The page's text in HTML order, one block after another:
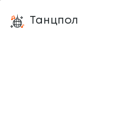
Танцпол